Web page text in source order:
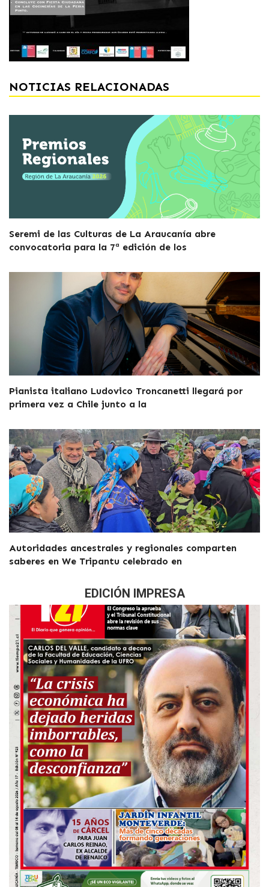
NOTICIAS RELACIONADAS
Seremi de las Culturas de La Araucanía abre
convocatoria para la 7ª edición de los
Pianista italiano Ludovico Troncanetti llegará por
primera vez a Chile junto a la
Autoridades ancestrales y regionales comparten
saberes en We Tripantu celebrado en
EDICIÓN IMPRESA